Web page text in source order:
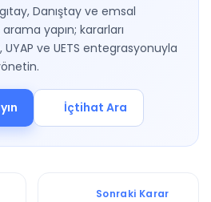
Danıştay ve emsal
yapın; kararları
UYAP ve UETS entegrasyonuyla
İçtihat Ara
Sonraki Karar